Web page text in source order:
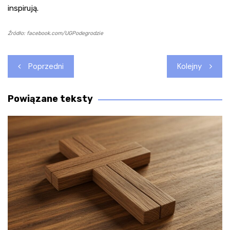
inspirują.
Źródło: facebook.com/UGPodegrodzie
Nawigacja
wpisu
Poprzedni Kolejny
Powiązane teksty